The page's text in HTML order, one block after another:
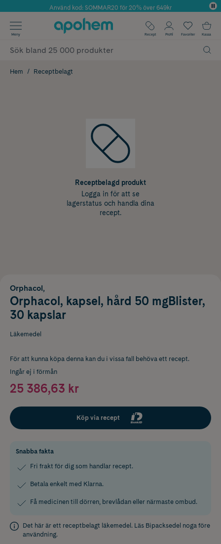
Årets Butik 2025 inom Skönhet
Använd kod: SOMMAR20 för 20% över 649kr
✓ Fri frakt
✓ Poäng på alla köp*
Meny Recept Profil Favoriter Kassa
Hem Receptbelagt
Receptbelagd produkt
Logga in för att se
lagerstatus och handla dina
recept.
Orphacol,
Orphacol, kapsel, hård 50 mgBlister,
30 kapslar
Läkemedel
För att kunna köpa denna kan du i vissa fall behöva ett recept.
Ingår ej i förmån
25 386,63 kr
Köp via recept
Snabba fakta
Fri frakt för dig som handlar recept.
Betala enkelt med Klarna.
Få medicinen till dörren, brevlådan eller närmaste ombud.
Det här är ett receptbelagt läkemedel. Läs Bipacksedel noga före
användning.